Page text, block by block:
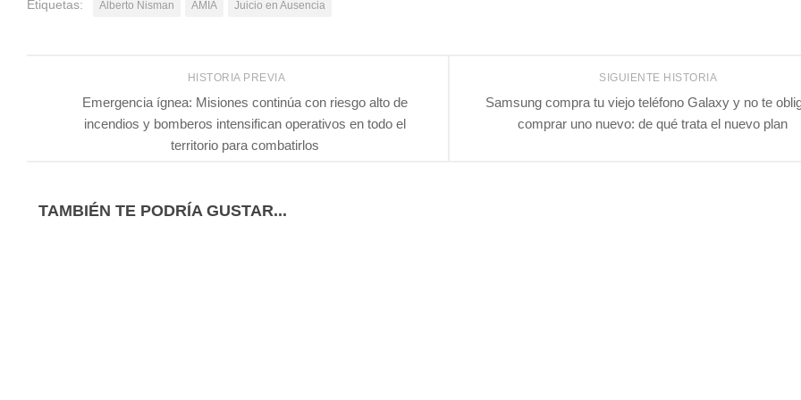
Etiquetas: Alberto Nisman AMIA Juicio en Ausencia
SIGUIENTE HISTORIA
Samsung compra tu viejo teléfono Galaxy y no te
comprar uno nuevo: de qué trata el nuevo plan
HISTORIA PREVIA
Emergencia ígnea: Misiones continúa con riesgo alto de
incendios y bomberos intensifican operativos en todo el
territorio para combatirlos
TAMBIÉN TE PODRÍA GUSTAR...